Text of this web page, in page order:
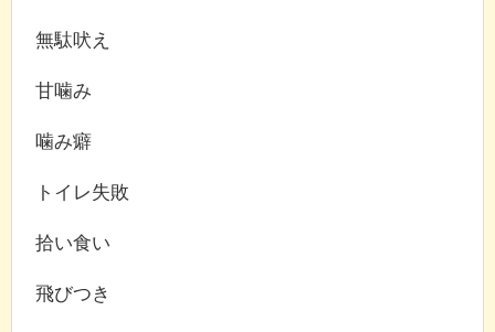
無駄吠え
甘噛み
噛み癖
トイレ失敗
拾い食い
飛びつき